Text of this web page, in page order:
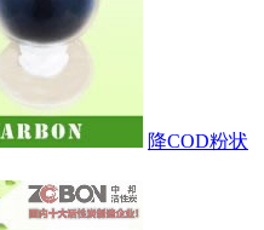
降COD粉状